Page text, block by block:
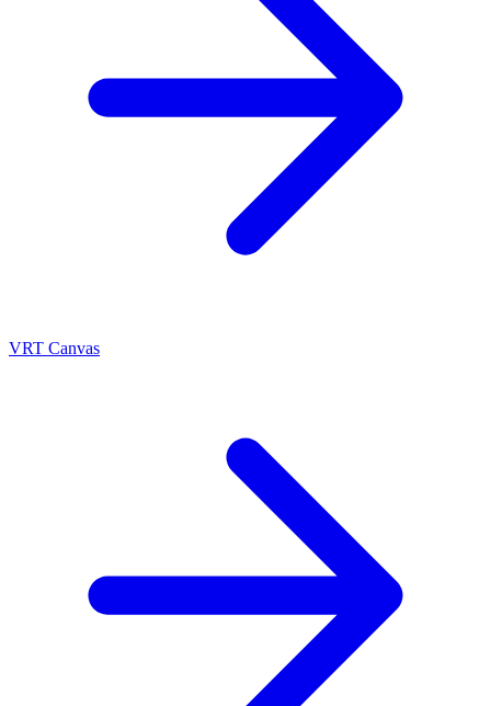
VRT Canvas